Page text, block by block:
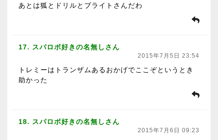
あとは狐とドリルとブライトさんだわ
17. スパロボ好きの名無しさん
2015年7月5日 23:54
トレミーはトランザムあるおかげでここぞというとき
助かった
18. スパロボ好きの名無しさん
2015年7月6日 09:23